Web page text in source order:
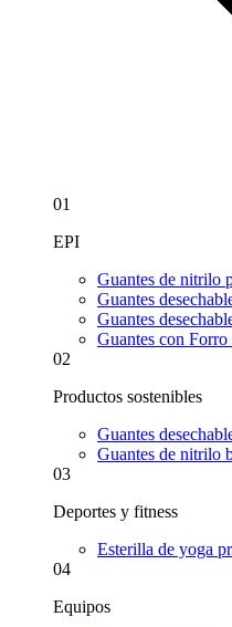
01
EPI
Guantes de nitrilo
Guantes
Guantes
Guantes con
02
Productos sostenibles
Guantes
Guantes de nitrilo
03
Deportes y fitness
Esterilla de yoga
04
Equipos